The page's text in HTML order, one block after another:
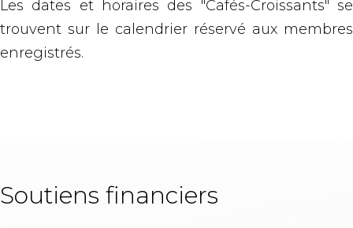
Les dates et horaires des "Cafés-Croissants" se
trouvent sur le calendrier réservé aux membres
enregistrés.
Soutiens financiers